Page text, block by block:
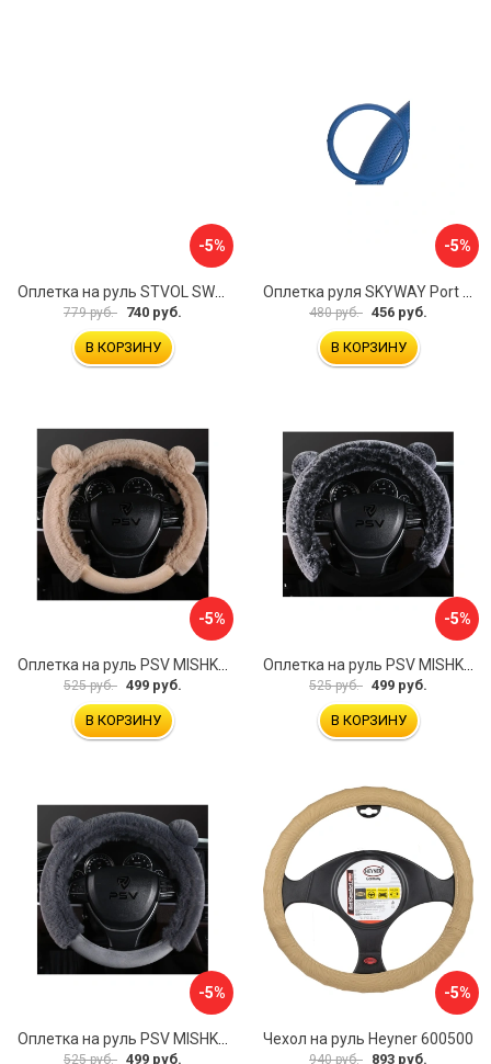
-5%
779 руб. 740 руб.
В КОРЗИНУ
-5%
480 руб. 456 руб.
В КОРЗИНУ
-5%
Оплетка на руль PSV MISHKA Premium 136099
525 руб. 499 руб.
В КОРЗИНУ
-5%
Оплетка на руль PSV MISHKA Premium 136095
525 руб. 499 руб.
В КОРЗИНУ
-5%
525 руб. 499 руб.
-5%
Чехол на руль Heyner 600500
940 руб. 893 руб.